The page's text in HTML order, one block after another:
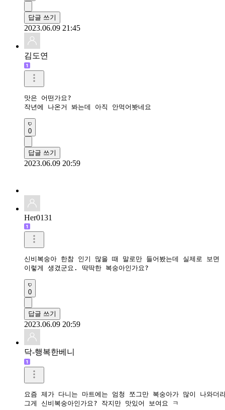
답글 쓰기
2023.06.09 21:45
김도연
맛은 어떤가요?
작년에 나온거 봐는데 아직 안먹어봣네요
0
답글 쓰기
2023.06.09 20:59
Her0131
신비복숭아 한참 인기 많을 때 말로만 들어봤는데 실제로 보면
이렇게 생겼군요. 딱딱한 복숭아인가요?
0
답글 쓰기
2023.06.09 20:59
닥-행복한베니
요즘 제가 다니는 마트에는 엄청 쪼그만 복숭아가 많이 나와더
그게 신비복숭아인가요? 작지만 맛있어 보여요 ㅋ